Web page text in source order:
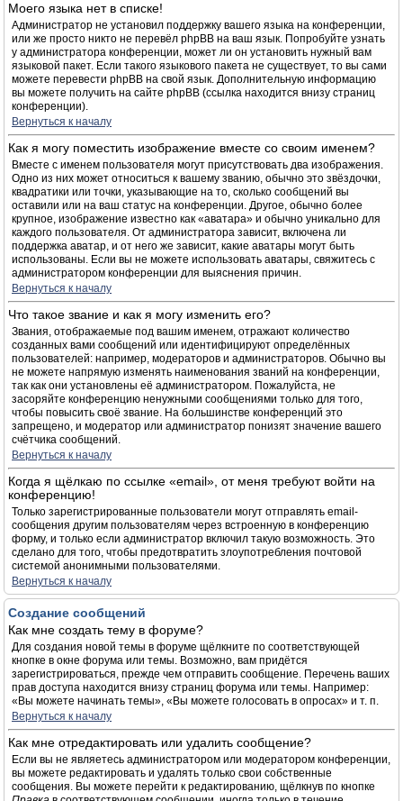
Моего языка нет в списке!
Администратор не установил поддержку вашего языка на конференции,
или же просто никто не перевёл phpBB на ваш язык. Попробуйте узнать
у администратора конференции, может ли он установить нужный вам
языковой пакет. Если такого языкового пакета не существует, то вы сами
можете перевести phpBB на свой язык. Дополнительную информацию
вы можете получить на сайте phpBB (ссылка находится внизу страниц
конференции).
Вернуться к началу
Как я могу поместить изображение вместе со своим именем?
Вместе с именем пользователя могут присутствовать два изображения.
Одно из них может относиться к вашему званию, обычно это звёздочки,
квадратики или точки, указывающие на то, сколько сообщений вы
оставили или на ваш статус на конференции. Другое, обычно более
крупное, изображение известно как «аватара» и обычно уникально для
каждого пользователя. От администратора зависит, включена ли
поддержка аватар, и от него же зависит, какие аватары могут быть
использованы. Если вы не можете использовать аватары, свяжитесь с
администратором конференции для выяснения причин.
Вернуться к началу
Что такое звание и как я могу изменить его?
Звания, отображаемые под вашим именем, отражают количество
созданных вами сообщений или идентифицируют определённых
пользователей: например, модераторов и администраторов. Обычно вы
не можете напрямую изменять наименования званий на конференции,
так как они установлены её администратором. Пожалуйста, не
засоряйте конференцию ненужными сообщениями только для того,
чтобы повысить своё звание. На большинстве конференций это
запрещено, и модератор или администратор понизят значение вашего
счётчика сообщений.
Вернуться к началу
Когда я щёлкаю по ссылке «email», от меня требуют войти на
конференцию!
Только зарегистрированные пользователи могут отправлять email-
сообщения другим пользователям через встроенную в конференцию
форму, и только если администратор включил такую возможность. Это
сделано для того, чтобы предотвратить злоупотребления почтовой
системой анонимными пользователями.
Вернуться к началу
Создание сообщений
Как мне создать тему в форуме?
Для создания новой темы в форуме щёлкните по соответствующей
кнопке в окне форума или темы. Возможно, вам придётся
зарегистрироваться, прежде чем отправить сообщение. Перечень ваших
прав доступа находится внизу страниц форума или темы. Например:
«Вы можете начинать темы», «Вы можете голосовать в опросах» и т. п.
Вернуться к началу
Как мне отредактировать или удалить сообщение?
Если вы не являетесь администратором или модератором конференции,
вы можете редактировать и удалять только свои собственные
сообщения. Вы можете перейти к редактированию, щёлкнув по кнопке